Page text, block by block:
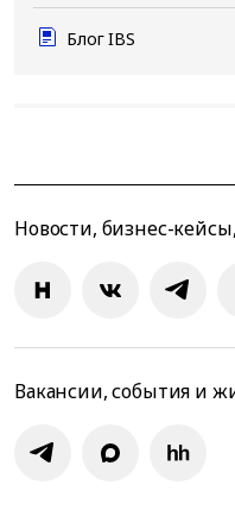
Блог IBS
Новости, бизнес-
Вакансии, события и